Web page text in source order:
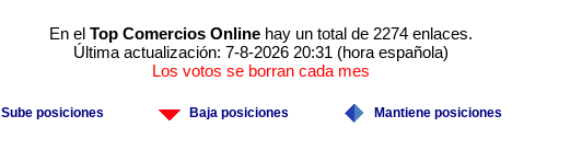
En el Top Comercios Onlinehay un total de 2274 enlaces.
Última actualización: 7-8-2026 20:31 (hora española)
Los votos se borran cada mes
Sube posiciones Baja posiciones Mantiene posiciones